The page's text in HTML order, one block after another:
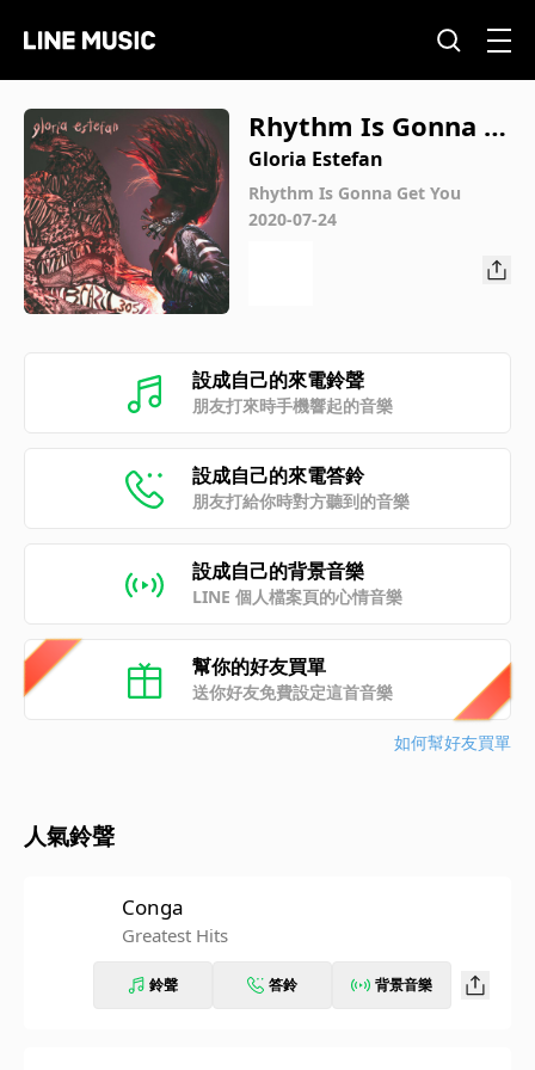
Rhythm Is Gonna G
et You
Gloria Estefan
Rhythm Is Gonna Get You
2020-07-24
設成自己的來電鈴聲
朋友打來時手機響起的音樂
設成自己的來電答鈴
朋友打給你時對方聽到的音樂
設成自己的背景音樂
LINE 個人檔案頁的心情音樂
幫你的好友買單
送你好友免費設定這首音樂
如何幫好友買單
人氣鈴聲
Conga
Greatest Hits
鈴聲 答鈴 背景音樂